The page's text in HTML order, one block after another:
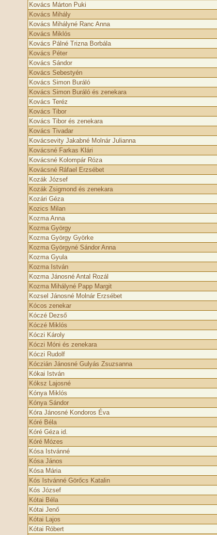
Kovács Márton Puki
Kovács Mihály
Kovács Mihályné Ranc Anna
Kovács Miklós
Kovács Pálné Trizna Borbála
Kovács Péter
Kovács Sándor
Kovács Sebestyén
Kovács Simon Buráló
Kovács Simon Buráló és zenekara
Kovács Teréz
Kovács Tibor
Kovács Tibor és zenekara
Kovács Tivadar
Kovácsevity Jakabné Molnár Julianna
Kovácsné Farkas Klári
Kovácsné Kolompár Róza
Kovácsné Ráfael Erzsébet
Kozák József
Kozák Zsigmond és zenekara
Kozári Géza
Kozics Milan
Kozma Anna
Kozma György
Kozma György Györke
Kozma Györgyné Sándor Anna
Kozma Gyula
Kozma István
Kozma Jánosné Antal Rozál
Kozma Mihályné Papp Margit
Kozsel Jánosné Molnár Erzsébet
Kócos zenekar
Kóczé Dezső
Kóczé Miklós
Kóczi Károly
Kóczi Móni és zenekara
Kóczi Rudolf
Kóczián Jánosné Gulyás Zsuzsanna
Kókai István
Kóksz Lajosné
Kónya Miklós
Kónya Sándor
Kóra Jánosné Kondoros Éva
Kóré Béla
Kóré Géza id.
Kóré Mózes
Kósa Istvánné
Kósa János
Kósa Mária
Kós Istvánné Görőcs Katalin
Kós József
Kótai Béla
Kótai Jenő
Kótai Lajos
Kótai Róbert